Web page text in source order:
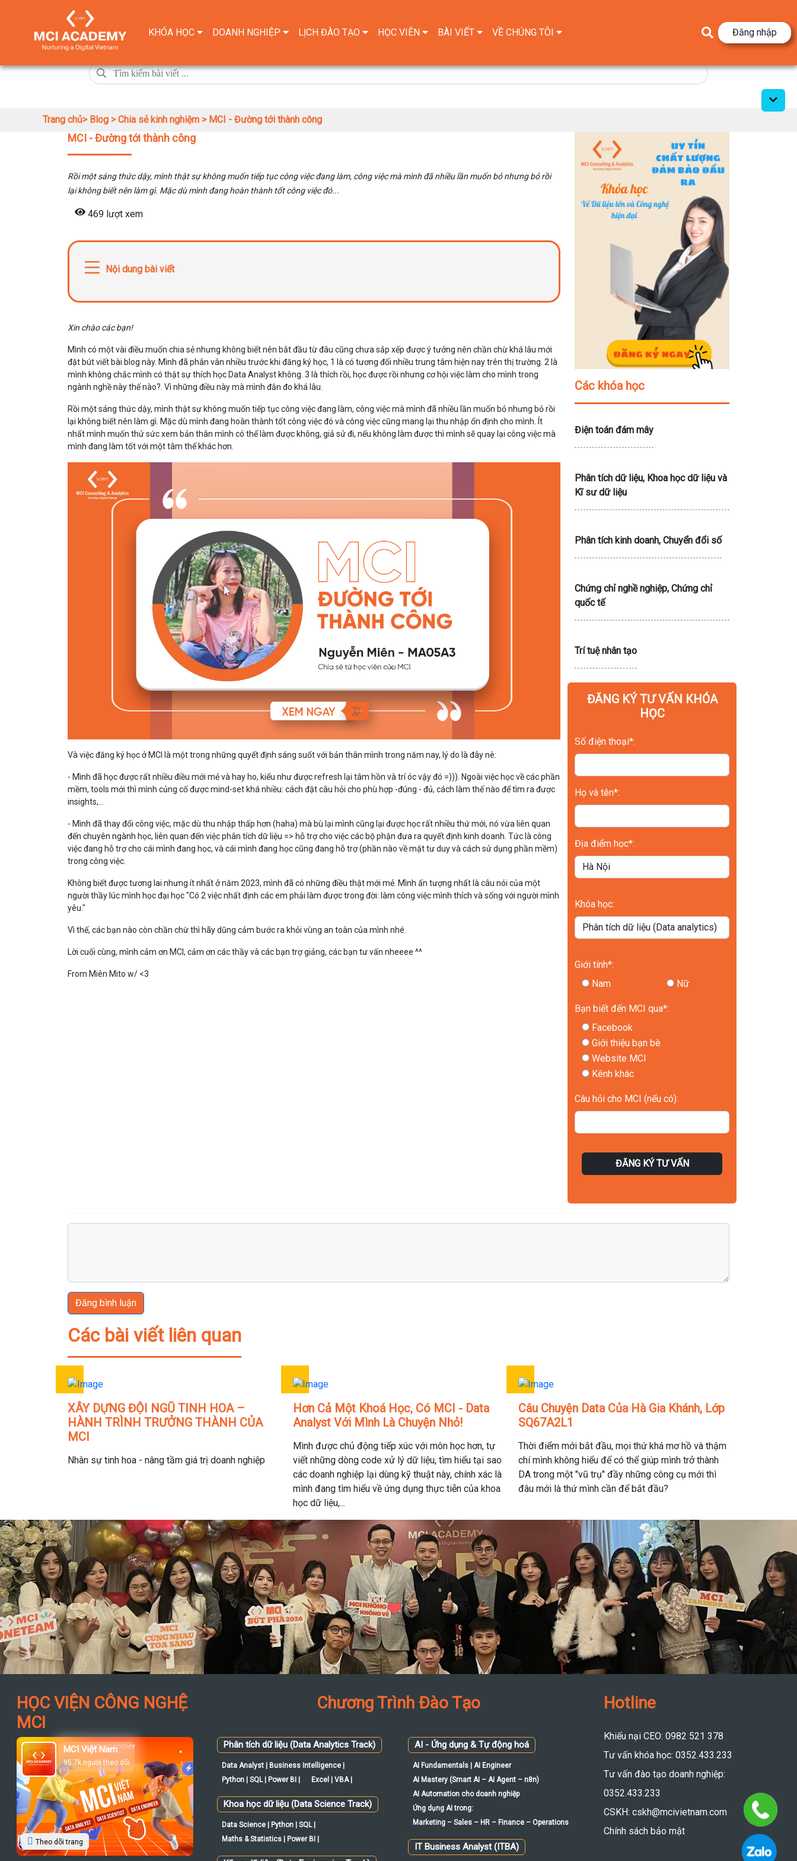
KHÓA HỌC DOANH NGHIỆP LỊCH ĐÀO TẠO HỌC VIÊN BÀI VIẾT VỀ CHÚNG TÔI Đăng nhập
Trang chủ> Blog >Chia sẻ kinh nghiệm > MCI - Đường tới thành công
MCI - Đường tới thành công
Rồi một sáng thức dậy, mình thật sự không muốn tiếp tục công việc đang làm, công việc mà mình đã nhiều lần muốn bỏ nhưng bỏ rồi
lại không biết nên làm gì. Mặc dù mình đang hoàn thành tốt công việc đó...
469 lượt xem
Nội dung bài viết
Xin chào các bạn!
Mình có một vài điều muốn chia sẻ nhưng không biết nên bắt đầu từ đâu cũng chưa sắp xếp được ý tưởng nên chần chừ khá lâu mới
đặt bút viết bài blog này. Mình đã phân vân nhiều trước khi đăng ký học, 1 là có tương đối nhiều trung tâm hiện nay trên thị trường. 2 là
mình không chắc mình có thật sự thích học Data Analyst không. 3 là thích rồi, học được rồi nhưng cơ hội việc làm cho mình trong
ngành nghề này thế nào?. Vì những điều này mà mình đắn đo khá lâu.
Rồi một sáng thức dậy, mình thật sự không muốn tiếp tục công việc đang làm, công việc mà mình đã nhiều lần muốn bỏ nhưng bỏ rồi
lại không biết nên làm gì. Mặc dù mình đang hoàn thành tốt công việc đó và công việc cũng mang lại thu nhập ổn định cho mình. Ít
nhất mình muốn thử sức xem bản thân mình có thể làm được không, giả sử đi, nếu không làm được thì mình sẽ quay lại công việc mà
mình đang làm tốt với một tâm thế khác hơn.
Và việc đăng ký học ở MCI là một trong những quyết định sáng suốt với bản thân mình trong năm nay, lý do là đây nè:
- Mình đã học được rất nhiều điều mới mẻ và hay ho, kiểu như được refresh lại tâm hồn và trí óc vậy đó =))). Ngoài việc học về các phần
mềm, tools mới thì mình củng cố được mind-set khá nhiều: cách đặt câu hỏi cho phù hợp -đúng - đủ, cách làm thế nào để tìm ra được
insights,...
- Mình đã thay đổi công việc, mặc dù thu nhập thấp hơn (haha) mà bù lại mình cũng lại được học rất nhiều thứ mới, nó vừa liên quan
đến chuyên ngành học, liên quan đến việc phân tích dữ liệu => hỗ trợ cho việc các bộ phận đưa ra quyết định kinh doanh. Tức là công
việc đang hỗ trợ cho cái mình đang học, và cái mình đang học cũng đang hỗ trợ (phần nào về mặt tư duy và cách sử dụng phần mềm)
trong công việc.
Không biết được tương lai nhưng ít nhất ở năm 2023, mình đã có những điều thật mới mẻ. Mình ấn tượng nhất là câu nói của một
người thầy lúc mình học đại học "Có 2 việc nhất định các em phải làm được trong đời: làm công việc mình thích và sống với người mình
yêu."
Vì thế, các bạn nào còn chần chừ thì hãy dũng cảm bước ra khỏi vùng an toàn của mình nhé.
Lời cuối cùng, mình cảm ơn MCI, cảm ơn các thầy và các bạn trợ giảng, các bạn tư vấn nheeee ^^
From Miên Mito w/ <3
Các khóa học
Điện toán đám mây
Phân tích dữ liệu, Khoa học dữ liệu và
Kĩ sư dữ liệu
Phân tích kinh doanh, Chuyển đổi số
Chứng chỉ nghề nghiệp, Chứng chỉ
quốc tế
Trí tuệ nhân tạo
ĐĂNG KÝ TƯ VẤN KHÓA
HỌC
Số điện thoại*:
Họ và tên*:
Địa điểm học*:
Khóa học:
Giới tính*:
Nam
Nữ
Bạn biết đến MCI qua*:
Facebook
Giới thiệu bạn bè
Website MCI
Kênh khác
Câu hỏi cho MCI (nếu có):
ĐĂNG KÝ TƯ VẤN
Đăng bình luận
Các bài viết liên quan
XÂY DỰNG ĐỘI NGŨ TINH HOA –
HÀNH TRÌNH TRƯỞNG THÀNH CỦA
MCI
Nhân sự tinh hoa - nâng tầm giá trị doanh nghiệp
Hơn Cả Một Khoá Học, Có MCI - Data
Analyst Với Mình Là Chuyện Nhỏ!
Mình được chủ động tiếp xúc với môn học hơn, tự
viết những dòng code xử lý dữ liệu, tìm hiểu tại sao
các doanh nghiệp lại dùng kỹ thuật này, chính xác là
mình đang tìm hiểu về ứng dụng thực tiễn của khoa
học dữ liệu,...
Câu Chuyện Data Của Hà Gia Khánh, Lớp
SQ67A2L1
Thời điểm mới bắt đầu, mọi thứ khá mơ hồ và thậm
chí mình không hiểu để có thể giúp mình trở thành
DA trong một "vũ trụ" đầy những công cụ mới thì
đâu mới là thứ mình cần để bắt đầu?
HỌC VIỆN CÔNG NGHỆ
MCI
MCI Việt Nam
95.7k người theo dõi
Theo dõi trang
Chương Trình Đào Tạo
Phân tích dữ liệu (Data Analytics Track)
Data Analyst | Business Intelligence |
Python | SQL | Power BI |
Excel | VBA |
Khoa học dữ liệu (Data Science Track)
Data Science | Python | SQL |
Maths & Statistics | Power BI |
AI - Ứng dụng & Tự động hoá
AI Fundamentals | AI Engineer
AI Mastery (Smart AI – AI Agent – n8n)
AI Automation cho doanh nghiệp
Ứng dụng AI trong:
Marketing – Sales – HR – Finance – Operations
IT Business Analyst (ITBA)
Hotline
Khiếu nại CEO: 0982 521 378
Tư vấn khóa học: 0352.433.233
Tư vấn đào tạo doanh nghiệp:
0352.433.233
CSKH: cskh@mcivietnam.com
Chính sách bảo mật